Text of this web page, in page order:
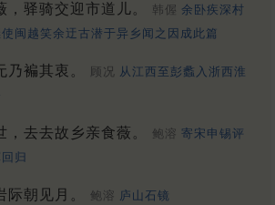
，驿骑交迎市道儿。 韩偓 余卧疾深村
闽越笑余迂古潜于异乡闻之因成此篇
乃褊其衷。 顾况 从江西至彭蠡入浙西淮
，去去故乡亲食薇。 鲍溶 寄宋申锡评
归
际朝见月。 鲍溶 庐山石镜